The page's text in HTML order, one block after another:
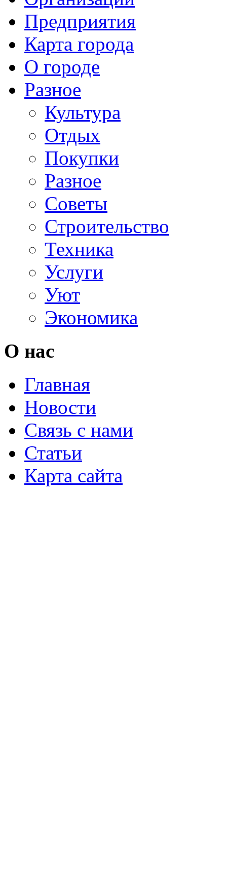
Предприятия
Карта города
О городе
Разное
Культура
Отдых
Покупки
Разное
Советы
Строительство
Техника
Услуги
Уют
Экономика
О нас
Главная
Новости
Связь с нами
Статьи
Карта сайта